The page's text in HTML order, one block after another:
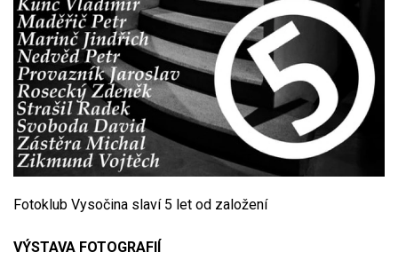
Fotoklub Vysočina slaví 5 let od založení
VÝSTAVA FOTOGRAFIÍ